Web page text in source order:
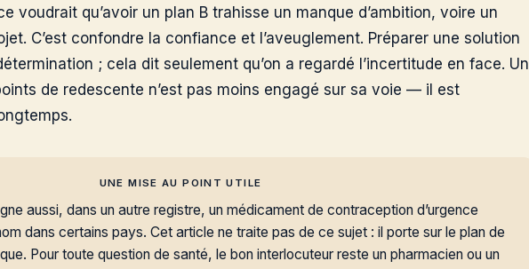
voudrait qu’avoir un plan B trahisse un manque d’ambition, voire un
C’est confondre la confiance et l’aveuglement. Préparer une solution
; cela dit seulement qu’on a regardé l’incertitude en face. Un
de redescente n’est pas moins engagé sur sa voie — il est
UNE MISE AU POINT UTILE
aussi, dans un autre registre, un médicament de contraception d’urgence
dans certains pays. Cet article ne traite pas de ce sujet : il porte sur le plan de
Pour toute question de santé, le bon interlocuteur reste un pharmacien ou un